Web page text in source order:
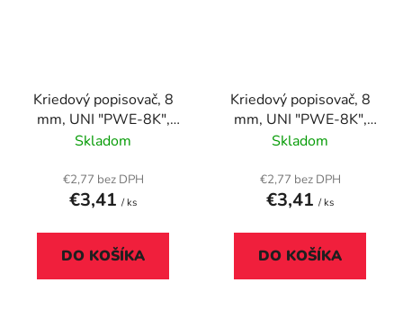
Kriedový popisovač, 8
mm, UNI "PWE-8K",
fluor žltý
Skladom
€2,77 bez DPH
€3,41 / ks
DO KOŠÍKA
Kriedový popisovač, 8
mm, UNI "PWE-8K",
strieborný
Skladom
€2,77 bez DPH
€3,41 / ks
DO KOŠÍKA